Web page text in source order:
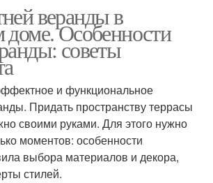
веранды в
доме. Особенности
советы
и функциональное
Придать пространству террасы
своими руками. Для этого нужно
моментов: особенности
выбора материалов и декора,
стилей.